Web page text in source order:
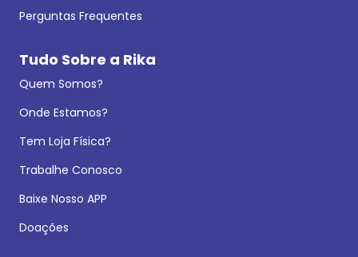
Perguntas Frequentes
Tudo Sobre a Rika
Quem Somos?
Onde Estamos?
Tem Loja Física?
Trabalhe Conosco
Baixe Nosso APP
Doações